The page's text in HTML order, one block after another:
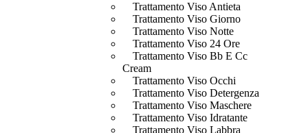
Trattamento Viso Antieta
Trattamento Viso Giorno
Trattamento Viso Notte
Trattamento Viso 24 Ore
Trattamento Viso Bb E Cc
Cream
Trattamento Viso Occhi
Trattamento Viso Detergenza
Trattamento Viso Maschere
Trattamento Viso Idratante
Trattamento Viso Labbra